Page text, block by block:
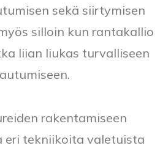
sekä siirtymisen
silloin kun rantakallio
liian liukas turvalliseen
rakentamiseen
eri tekniikoita valetuista